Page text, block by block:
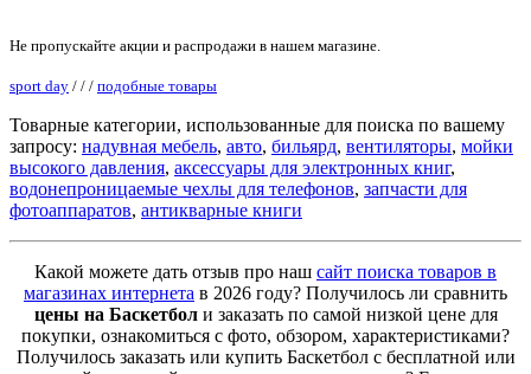
Не пропускайте акции и распродажи в нашем магазине.
sport day / / / подобные товары
Товарные категории, использованные для поиска по вашему
запросу: надувная мебель, авто, бильярд, вентиляторы, мойки
высокого давления, аксессуары для электронных книг,
водонепроницаемые чехлы для телефонов, запчасти для
фотоаппаратов, антикварные книги
Какой можете дать отзыв про наш сайт поиска товаров в
магазинах интернета в 2026 году? Получилось ли сравнить
цены на Баскетболи заказать по самой низкой цене для
покупки, ознакомиться с фото, обзором, характеристиками?
Получилось заказать или купить Баскетбол с бесплатной или